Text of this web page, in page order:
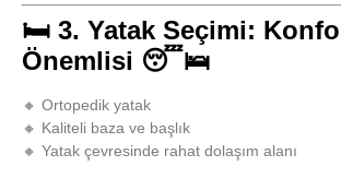
🛏️ 3. Yatak Seçimi:
Önemlisi 😴🛌
🔸 Ortopedik yatak
🔸 Kaliteli baza ve başlık
🔸 Yatak çevresinde rahat dolaşım alanı